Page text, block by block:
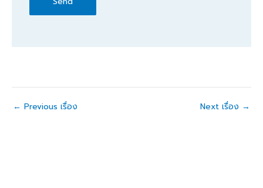
← Previous เรื่อง Next เรื่อง →